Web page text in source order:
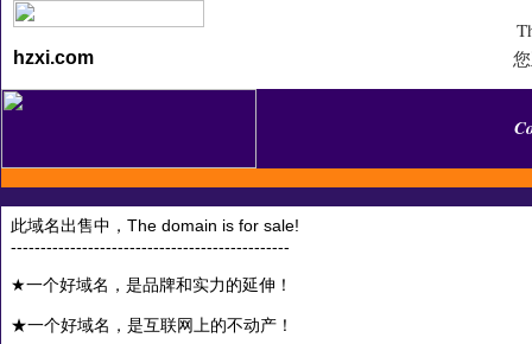
hzxi.com
此域名出售中，The domain is for sale!
-----------------------------------------------
★一个好域名，是品牌和实力的延伸！
★一个好域名，是互联网上的不动产！